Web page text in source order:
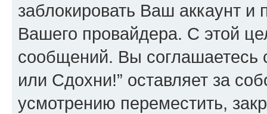
заблокировать Ваш аккаунт и
Вашего провайдера. С этой
сообщений. Вы соглашаетесь
или Сдохни!” оставляет за
усмотрению переместить,